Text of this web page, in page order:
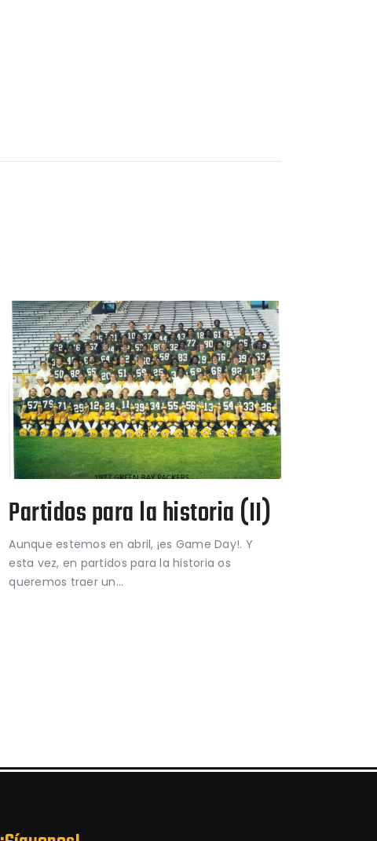
Partidos para la historia (II)
Aunque estemos en abril, ¡es Game Day!. Y
esta vez, en partidos para la historia os
queremos traer un…